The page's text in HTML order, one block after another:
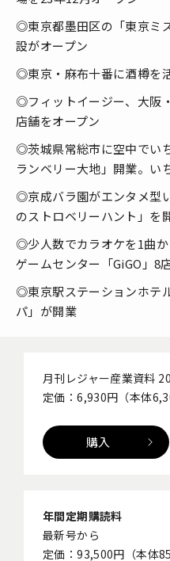
◎東京都墨田区の「東京ミ
設がオープン
◎東京・麻布十番に酒樽を
◎フィットイージー、大阪
店舗をオープン
◎茨城県常総市に空中でい
ランベリー大地」開業。い
◎京成バラ園がエンタメ型
のストロベリーハント」を
◎少人数でカラオケを1曲か
ゲームセンター「GiGO」8
◎東京駅ステーションホテ
パ」が開業
月刊レジャー産業資料
定価：6,930円（本体
購入
年間定期購読料
最新号から
定価：93,500円（本体